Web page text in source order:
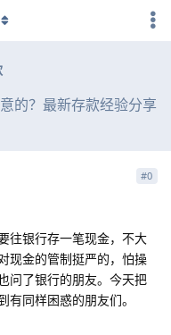
的？最新存款经验分享
#0
往银行存一笔现金，不大
现金的管制挺严的，怕操
问了银行的朋友。今天把
同样困惑的朋友们。